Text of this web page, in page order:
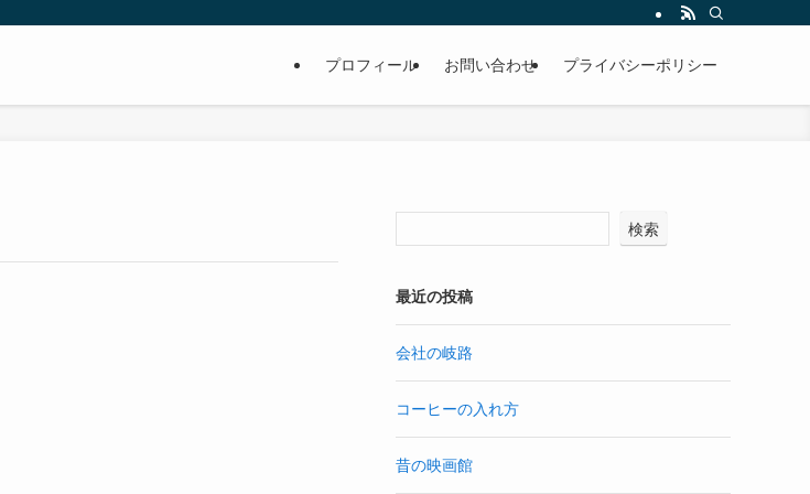
プロフィール お問い合わせ プライバシーポリシー
検索
最近の投稿
会社の岐路
コーヒーの入れ方
昔の映画館